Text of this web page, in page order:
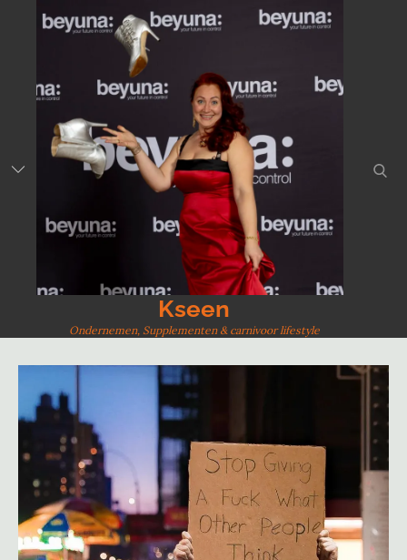
Kseen
Ondernemen, Supplementen & carnivoor lifestyle